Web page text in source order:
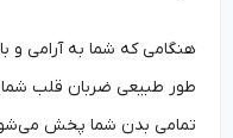
هنگامی که شما به آرامی و با
طور طبیعی ضربان قلب شما
تمامی بدن شما پخش می‌شود.